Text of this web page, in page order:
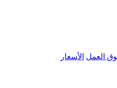
العمل الأسعار